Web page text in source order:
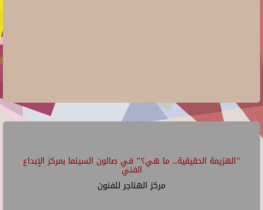
"الهزيمة الحقيقية.. ما هي؟" في صالون السينما بمركز الإبداع
الفني
مركز الهناجر للفنون